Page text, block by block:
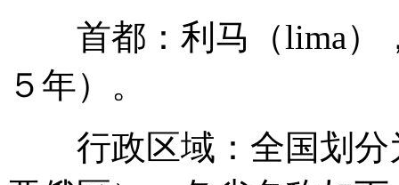
首都：利马（lima）
５年）。
行政区域：全国划分